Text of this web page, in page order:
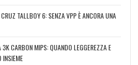
TALLBOY 6: SENZA VPP È ANCORA UNA
3K CARBON MIPS: QUANDO LEGGEREZZA E
INSIEME